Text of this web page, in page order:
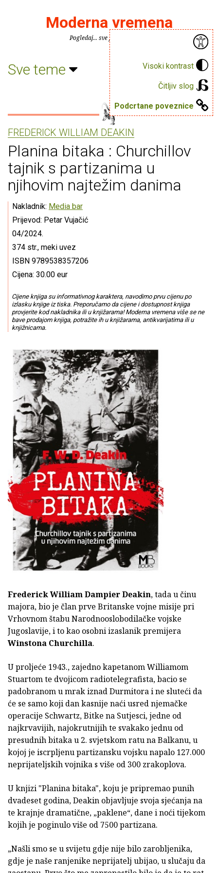
Visoki kontrast
Čitljiv slog
Podcrtane poveznice
Moderna vremena
Pogledaj... sve je puno knjiga.
Sve teme
FREDERICK WILLIAM DEAKIN
Planina bitaka : Churchillov
tajnik s partizanima u
njihovim najtežim danima
Nakladnik: Media bar
Prijevod: Petar Vujačić
04/2024.
374 str., meki uvez
ISBN 9789538357206
Cijena: 30.00 eur
Cijene knjiga su informativnog karaktera, navodimo prvu cijenu po
izlasku knjige iz tiska. Preporučamo da cijene i dostupnost knjiga
provjerite kod nakladnika ili u knjižarama! Moderna vremena više se ne
bave prodajom knjiga, potražite ih u knjižarama, antikvarijatima ili u
knjižnicama.
Frederick William Dampier Deakin, tada u činu
majora, bio je član prve Britanske vojne misije pri
Vrhovnom štabu Narodnooslobodilačke vojske
Jugoslavije, i to kao osobni izaslanik premijera
Winstona Churchilla.
U proljeće 1943., zajedno kapetanom Williamom
Stuartom te dvojicom radiotelegrafista, bacio se
padobranom u mrak iznad Durmitora i ne sluteći da
će se samo koji dan kasnije naći usred njemačke
operacije Schwartz, Bitke na Sutjesci, jedne od
najkrvavijih, najokrutnijih te svakako jednu od
presudnih bitaka u 2. svjetskom ratu na Balkanu, u
kojoj je iscrpljenu partizansku vojsku napalo 127.000
neprijateljskih vojnika s više od 300 zrakoplova.
U knjizi "Planina bitaka", koju je pripremao punih
dvadeset godina, Deakin objavljuje svoja sjećanja na
te krajnje dramatične, „paklene“, dane i noći tijekom
kojih je poginulo više od 7500 partizana.
„Našli smo se u svijetu gdje nije bilo zarobljenika,
gdje je naše ranjenike neprijatelj ubijao, u slučaju da